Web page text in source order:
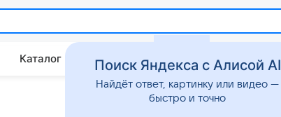
Каталог Китайские авто Штрафы и ПДД
Поиск Яндекса с Алисой AI
Найдёт ответ, картинку или видео —
быстро и точно